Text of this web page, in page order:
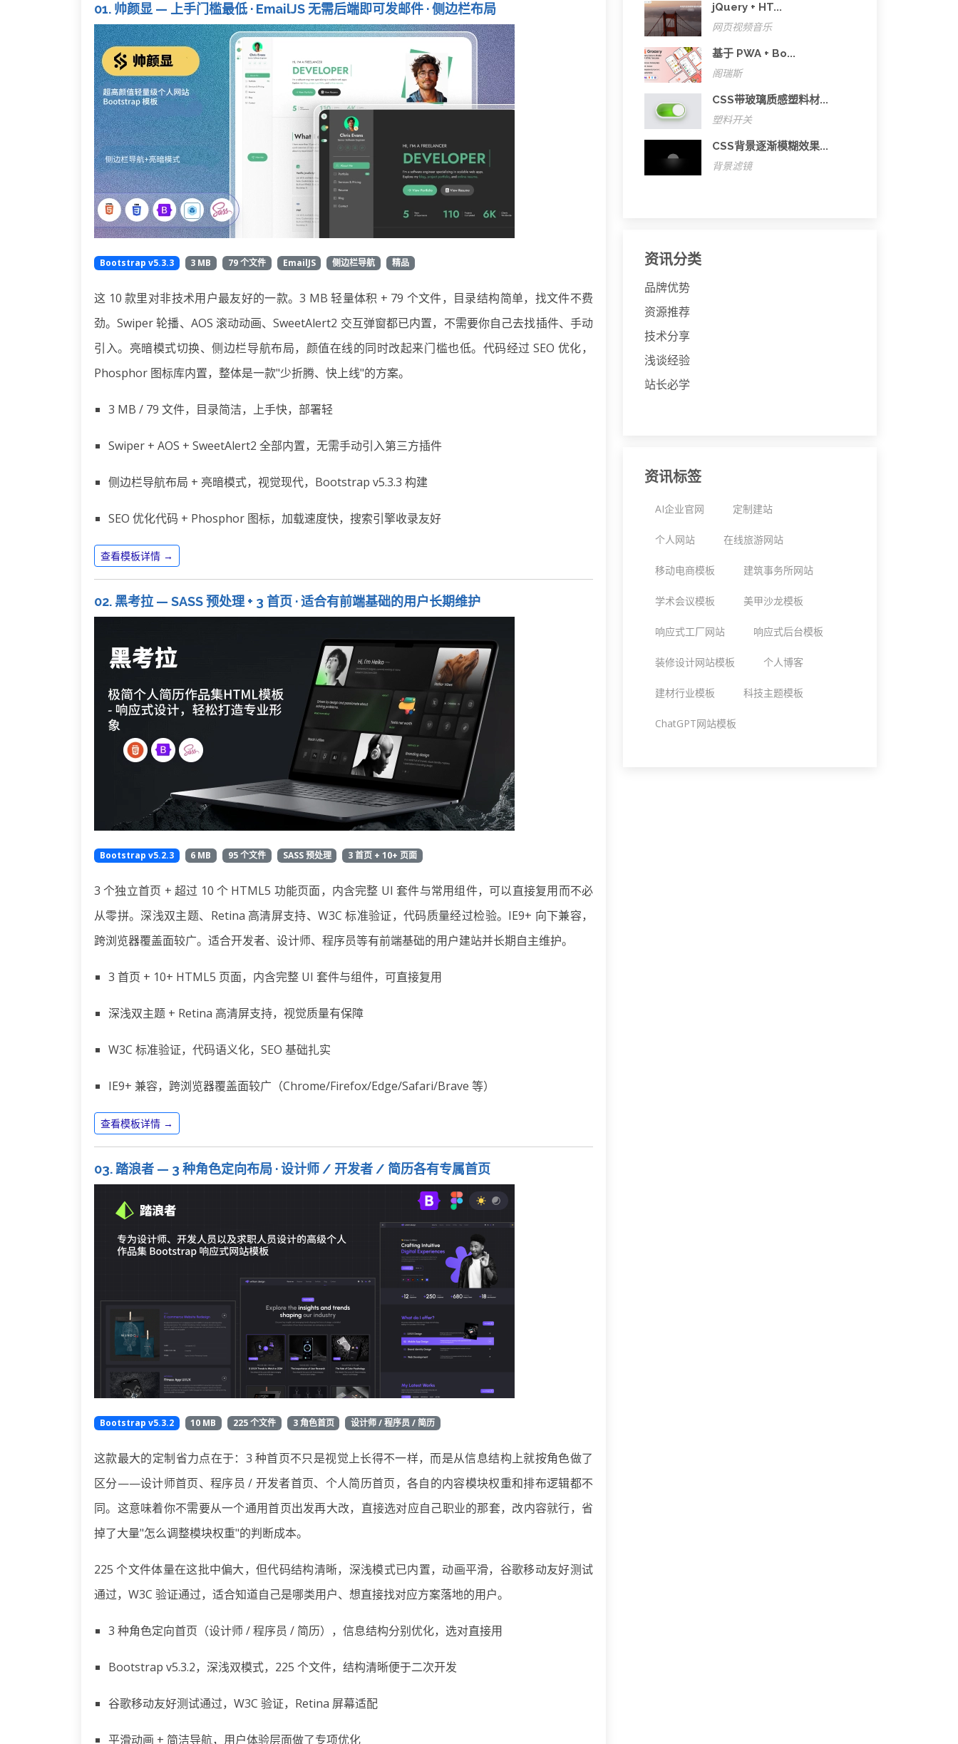
01. 帅颜显 — 上手门槛最低 · EmailJS 无需后端即可发邮件 · 侧边栏布局
Bootstrap v5.3.3 3 MB 79 个文件 EmailJS 侧边栏导航 精品
这 10 款里对非技术用户最友好的一款。3 MB 轻量体积 + 79 个文件，目录结构简单，找文件不费
劲。Swiper 轮播、AOS 滚动动画、SweetAlert2 交互弹窗都已内置，不需要你自己去找插件、手动
引入。亮暗模式切换、侧边栏导航布局，颜值在线的同时改起来门槛也低。代码经过 SEO 优化，
Phosphor 图标库内置，整体是一款"少折腾、快上线"的方案。
3 MB / 79 文件，目录简洁，上手快，部署轻
Swiper + AOS + SweetAlert2 全部内置，无需手动引入第三方插件
侧边栏导航布局 + 亮暗模式，视觉现代，Bootstrap v5.3.3 构建
SEO 优化代码 + Phosphor 图标，加载速度快，搜索引擎收录友好
查看模板详情 →
02. 黑考拉 — SASS 预处理 + 3 首页 · 适合有前端基础的用户长期维护
Bootstrap v5.2.3 6 MB 95 个文件 SASS 预处理 3 首页 + 10+ 页面
3 个独立首页 + 超过 10 个 HTML5 功能页面，内含完整 UI 套件与常用组件，可以直接复用而不必
从零拼。深浅双主题、Retina 高清屏支持、W3C 标准验证，代码质量经过检验。IE9+ 向下兼容，
跨浏览器覆盖面较广。适合开发者、设计师、程序员等有前端基础的用户建站并长期自主维护。
3 首页 + 10+ HTML5 页面，内含完整 UI 套件与组件，可直接复用
深浅双主题 + Retina 高清屏支持，视觉质量有保障
W3C 标准验证，代码语义化，SEO 基础扎实
IE9+ 兼容，跨浏览器覆盖面较广（Chrome/Firefox/Edge/Safari/Brave 等）
查看模板详情 →
03. 踏浪者 — 3 种角色定向布局 · 设计师 / 开发者 / 简历各有专属首页
Bootstrap v5.3.2 10 MB 225 个文件 3 角色首页 设计师 / 程序员 / 简历
这款最大的定制省力点在于：3 种首页不只是视觉上长得不一样，而是从信息结构上就按角色做了
区分——设计师首页、程序员 / 开发者首页、个人简历首页，各自的内容模块权重和排布逻辑都不
同。这意味着你不需要从一个通用首页出发再大改，直接选对应自己职业的那套，改内容就行，省
掉了大量"怎么调整模块权重"的判断成本。
225 个文件体量在这批中偏大，但代码结构清晰，深浅模式已内置，动画平滑，谷歌移动友好测试
通过，W3C 验证通过，适合知道自己是哪类用户、想直接找对应方案落地的用户。
3 种角色定向首页（设计师 / 程序员 / 简历），信息结构分别优化，选对直接用
Bootstrap v5.3.2，深浅双模式，225 个文件，结构清晰便于二次开发
谷歌移动友好测试通过，W3C 验证，Retina 屏幕适配
平滑动画 + 简洁导航，用户体验层面做了专项优化
jQuery + HT...
网页视频音乐
基于 PWA + Bo...
阁瑞斯
CSS带玻璃质感塑料材...
塑料开关
CSS背景逐渐模糊效果...
背景滤镜
资讯分类
品牌优势
资源推荐
技术分享
浅谈经验
站长必学
资讯标签
AI企业官网 定制建站
个人网站 在线旅游网站
移动电商模板 建筑事务所网站
学术会议模板 美甲沙龙模板
响应式工厂网站 响应式后台模板
装修设计网站模板 个人博客
建材行业模板 科技主题模板
ChatGPT网站模板